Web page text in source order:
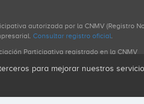
autorizada por la CNMV (Registro
Consultar registro oficial.
Participativa registrado en la CNMV
para mejorar nuestros